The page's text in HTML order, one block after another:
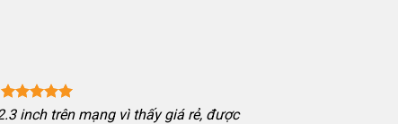
inch trên mạng vì thấy giá rẻ, được